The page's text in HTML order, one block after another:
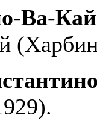
Ва-Кай